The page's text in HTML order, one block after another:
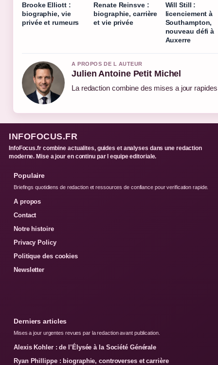
Brooke Elliott :
biographie, vie
privée et rumeurs
Renate Reinsve :
biographie, carrière
et vie privée
Will Still :
licenciement à
Southampton,
nouveau défi à
Auxerre
A PROPOS DE L AUTEUR
Julien Antoine Petit Michel
La redaction combine des mises a jour
INFOFOCUS.FR
InfoFocus.fr combine actualites, guides et analyses dans une redaction
moderne. Mise a jour en continu par l equipe editoriale.
Populaire
Briefings quotidiens de redaction et ressources de confiance pour verification rapide.
A propos
Contact
Notre histoire
Privacy Policy
Politique des cookies
Newsletter
Derniers articles
Mises a jour urgentes revues par la redaction avant publication.
Alexis Kohler : de l’Élysée à la Société Générale
Ryan Phillippe : biographie, controverses et carrière